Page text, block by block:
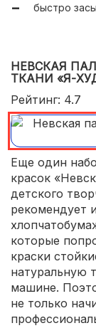
удобная
быстро
НЕВСКАЯ
ТКАНИ «Я-
Рейтинг: 4.7
Еще один
красок
детского
рекомендует
которые
краски
натуральную
машине.
не только